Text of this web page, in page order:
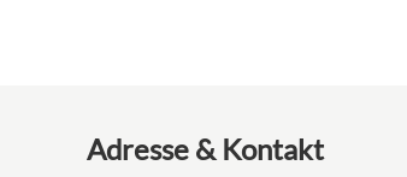
Adresse & Kontakt